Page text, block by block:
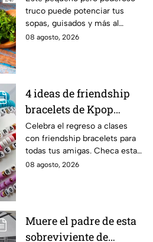
darle sabor extra al
caldillo
truco puede potenciar tus
sopas, guisados y más al
máximo.
08 agosto, 2026
4 ideas de friendship
bracelets de Kpop
Demon Hunters para
intercambiar con tus
mejores amigas este
regreso a clases
Celebra el regreso a clases
con friendship bracelets para
todas tus amigas. Checa estas
4 ideas inspiradas en Kpop
08 agosto, 2026
Muere el padre de esta
sobreviviente de